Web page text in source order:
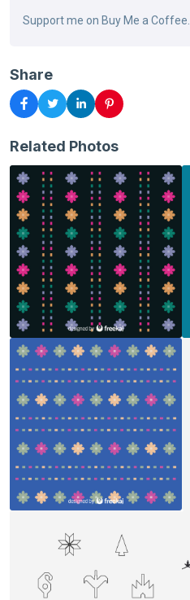
Support me on Buy Me a Coffee.
Share
Related Photos